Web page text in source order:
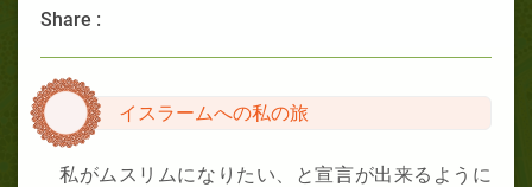
Share :
イスラームへの私の旅
私がムスリムになりたい、と宣言が出来るように